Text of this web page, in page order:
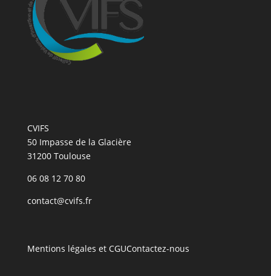
CVIFS
50 Impasse de la Glacière
31200 Toulouse
06 08 12 70 80
contact@cvifs.fr
Mentions légales et CGUContactez-nous